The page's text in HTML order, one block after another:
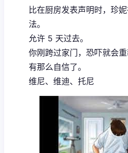
比在厨房发表声明时，珍
法。
允许 5 天过去。
你刚跨过家门，恐吓就会
有那么自信了。
维尼、维迪、托尼